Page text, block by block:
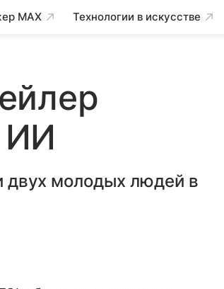
MAX Технологии в искусстве
ИИ
двух молодых людей в